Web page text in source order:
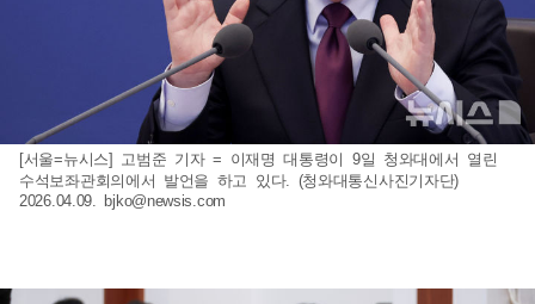
[서울=뉴시스] 고범준 기자 = 이재명 대통령이 9일 청와대에서 열린
수석보좌관회의에서 발언을 하고 있다. (청와대통신사진기자단)
2026.04.09.
bjko@newsis.com